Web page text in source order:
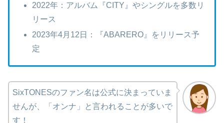
2022年：アルバム『CITY』やシングルを多数リ
リース
2023年4月12日：『ABARERO』をリリース予
定
SixTONESのファン名は公式に決まっていま
せんが、「オンナ」と言われることが多いで
す！